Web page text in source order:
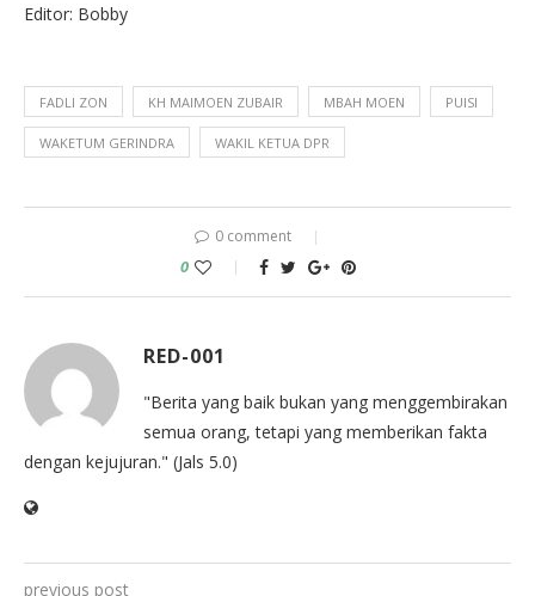
Editor: Bobby
FADLI ZON KH MAIMOEN ZUBAIR MBAH MOEN PUISI
WAKETUM GERINDRA WAKIL KETUA DPR
0 comment
0
RED-001
"Berita yang baik bukan yang menggembirakan
semua orang, tetapi yang memberikan fakta
dengan kejujuran." (Jals 5.0)
previous post